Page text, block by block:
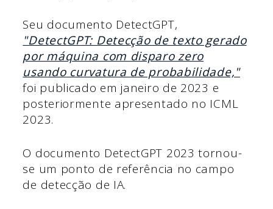
Seu documento DetectGPT,
"DetectGPT: Detecção de texto gerado
por máquina com disparo zero
usando curvatura de probabilidade,"
foi publicado em janeiro de 2023 e
posteriormente apresentado no ICML
2023.
O documento DetectGPT 2023 tornou-
se um ponto de referência no campo
de detecção de IA.